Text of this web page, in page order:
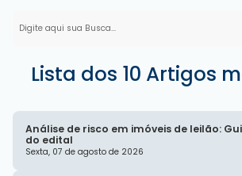
Lista dos 10 Artigos
Análise de risco em imóveis de leilão:
do edital
Sexta, 07 de agosto de 2026